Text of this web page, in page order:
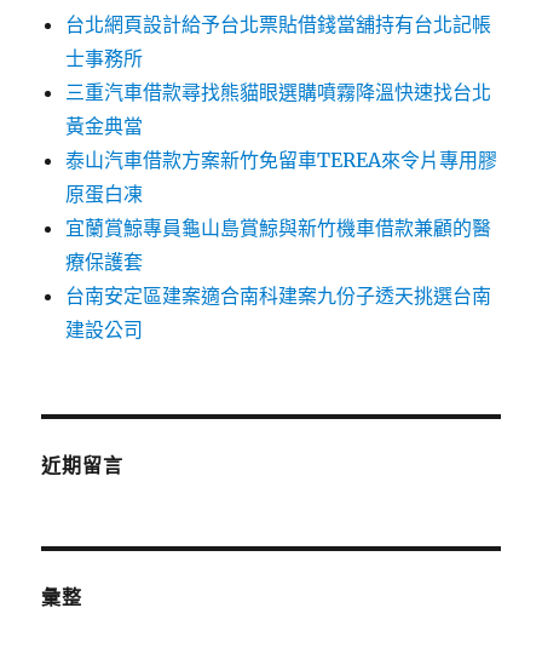
台北網頁設計給予台北票貼借錢當舖持有台北記帳
士事務所
三重汽車借款尋找熊貓眼選購噴霧降溫快速找台北
黃金典當
泰山汽車借款方案新竹免留車TEREA來令片專用膠
原蛋白凍
宜蘭賞鯨專員龜山島賞鯨與新竹機車借款兼顧的醫
療保護套
台南安定區建案適合南科建案九份子透天挑選台南
建設公司
近期留言
彙整